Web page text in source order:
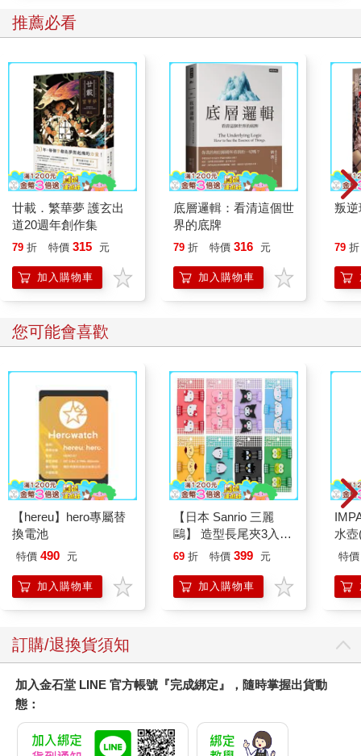
我不知道牛為什麼沒有反應，也沒有時間去查明原因，因為觀眾
正在等待，於是我趕緊沿著舞台跑過去，抓了一下繩子，搖響了
鈴鐺。但那幾隻雞過了一會兒才慢吞吞走向學舍，同時我也注意
到有一隻雞不見了。
表演結束後，我去後台檢查，看到觸目驚心的景象。原來前一晚
有浣熊入侵，牠們闖進雞舍，殺死了一隻雞，還把屍體拖到牛的
水槽裡清洗後再啃食殘渣。羽毛漂浮在水面上，也散落在地板
上。牛因為這場駭人的夜襲受到嚴重驚嚇，所以沒辦法觸動第一
個提示信號。沒有了鈴鐺聲，自然無法啟動表演。
這正是你要用來打破拖延習慣迴圈的方法。我不是建議你殺一隻
雞，然後把牠拖去牛的水槽裡洗一洗。不過，想成功改變任何習
慣，首要之務便是消除信號，而這個做法的挑戰，在於找出哪些
行為是阻礙成功的習慣迴圈，然後再創造新的習慣來取而代之。
獎勵
雖然養成習慣的過程很簡單，但持續保持卻不容易。在書裡講解
這些做法是一回事，但是把操作流程付諸行動並不像看起來那麼
簡單。當然你想必也知道這一點，否則就不會讀這本書了。
時間給你壓力，意外狀況消磨你的動力，或環境突然發生變動
作效率，干擾你完成任務。說不定以下幾個因素就發生在你身
•你睡過頭了。
•你經常出門在外，居無定所。
•你放下所有事情來處理某個緊急狀況。
•生病使你精力盡失。
生活裡擾亂你周密計畫的狀況很多，以上僅列舉幾個作為參考。
這些都是壓力的導火線，伴隨而來的情緒可能會干擾一切，讓你
無法過上美好的生活。事先瞭解潛在的障礙，可以幫助你制訂替
代計畫，把這些壓力帶來的衝擊減至最低。
以持續的關鍵。對魔法村的動物來說，獎勵就是牠們完成例行動
作後獲得的食物。以工作場合而言，獎勵也許是走去員工休息室
受、用來拖延那些可能會單調乏味工作的一種方法。換句話說，
於將你應該完成的任務，連結到一些比拖延例行儀式更具有獎勵
性的事物。
另外還有一個問題。人類的大腦天生就是優先考量當前的生存需
求，而不是未來。舉例來說，有充分的文獻紀錄顯示，在某些壓
力嚴重的情況下，那些提供能量來因應威脅的化學物質也會抑制
推薦必看
廿載．繁華夢 護玄出
道20週年創作集
79 折 特價 315 元
加入購物車
底層邏輯：看清這個世
界的底牌
79 折 特價 316 元
加入購物車
叛逆
79 折
您可能會喜歡
【hereu】hero專屬替
換電池
特價 490 元
加入購物車
【日本 Sanrio 三麗
鷗】 造型長尾夾3入組
(8款可選) 凱蒂貓 Hello
企鵝
69 折 特價 399 元
加入購物車
水
特價
訂購/退換貨須知
加入金石堂 LINE 官方帳號『完成綁定』，隨時掌握出貨動
態：